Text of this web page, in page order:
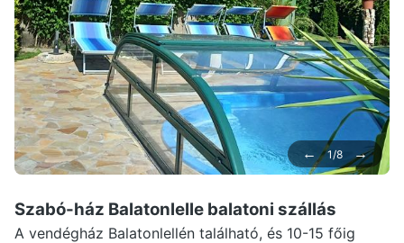
← 1/8 →
Szabó-ház Balatonlelle balatoni szállás
A vendégház Balatonlellén található, és 10-15 főig